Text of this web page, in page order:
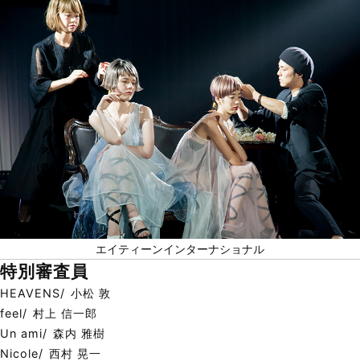
エイティーンインターナショナル
特別審査員
HEAVENS
小松 敦
feel
村上 信一郎
Un ami
森内 雅樹
Nicole
西村 晃一